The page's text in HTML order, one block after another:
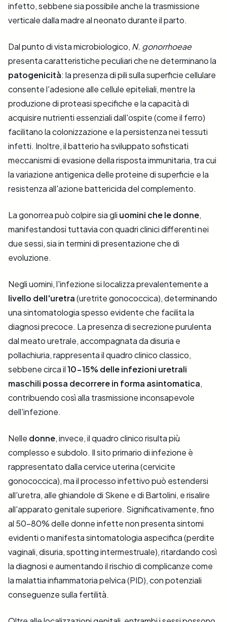
infetto, sebbene sia possibile anche la trasmissione
verticale dalla madre al neonato durante il parto.
Dal punto di vista microbiologico, N. gonorrhoeae
presenta caratteristiche peculiari che ne determinano la
patogenicità: la presenza di pili sulla superficie cellulare
consente l'adesione alle cellule epiteliali, mentre la
produzione di proteasi specifiche e la capacità di
acquisire nutrienti essenziali dall'ospite (come il ferro)
facilitano la colonizzazione e la persistenza nei tessuti
infetti. Inoltre, il batterio ha sviluppato sofisticati
meccanismi di evasione della risposta immunitaria, tra cui
la variazione antigenica delle proteine di superficie e la
resistenza all'azione battericida del complemento.
La gonorrea può colpire sia gli uomini che le donne,
manifestandosi tuttavia con quadri clinici differenti nei
due sessi, sia in termini di presentazione che di
evoluzione.
Negli uomini, l'infezione si localizza prevalentemente a
livello dell'uretra(uretrite gonococcica), determinando
una sintomatologia spesso evidente che facilita la
diagnosi precoce. La presenza di secrezione purulenta
dal meato uretrale, accompagnata da disuria e
pollachiuria, rappresenta il quadro clinico classico,
sebbene circa il10-15% delle infezioni uretrali
maschili possa decorrere in forma asintomatica,
contribuendo così alla trasmissione inconsapevole
dell'infezione.
Nelle donne, invece, il quadro clinico risulta più
complesso e subdolo. Il sito primario di infezione è
rappresentato dalla cervice uterina (cervicite
gonococcica), ma il processo infettivo può estendersi
all'uretra, alle ghiandole di Skene e di Bartolini, e risalire
all'apparato genitale superiore. Significativamente, fino
al 50-80% delle donne infette non presenta sintomi
evidenti o manifesta sintomatologia aspecifica (perdite
vaginali, disuria, spotting intermestruale), ritardando così
la diagnosi e aumentando il rischio di complicanze come
la malattia infiammatoria pelvica (PID), con potenziali
conseguenze sulla fertilità.